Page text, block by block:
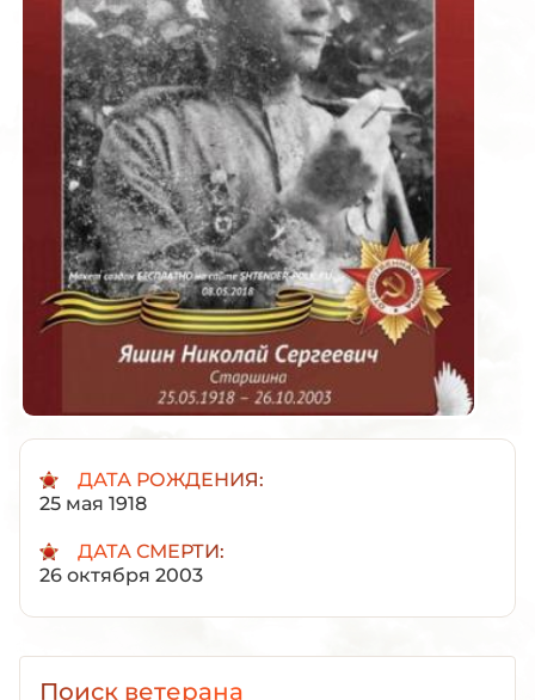
ДАТА РОЖДЕНИЯ:
25 мая 1918
ДАТА СМЕРТИ:
26 октября 2003
Поиск ветерана